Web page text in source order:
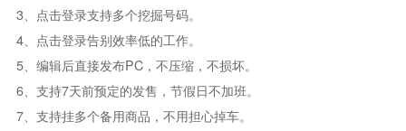
3、点击登录支持多个挖掘号码。
4、点击登录告别效率低的工作。
5、编辑后直接发布PC，不压缩，不损坏。
6、支持7天前预定的发售，节假日不加班。
7、支持挂多个备用商品，不用担心掉车。